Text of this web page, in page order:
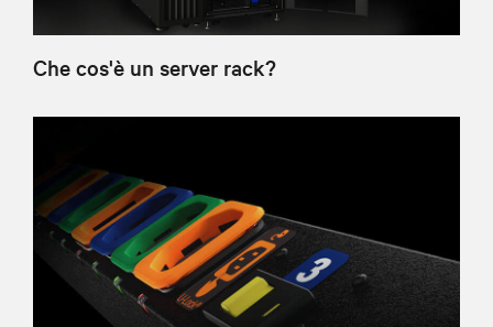
Che cos'è un server rack?